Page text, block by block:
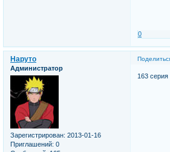
0
Наруто
Администратор
Зарегистрирован: 2013-01-16
Приглашений: 0
163 серия